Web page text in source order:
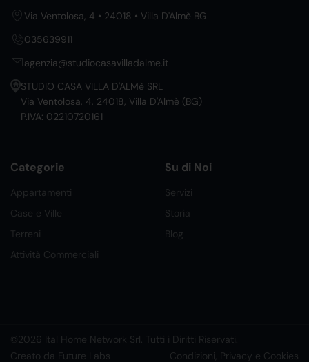
Via Ventolosa, 4 • 24018 • Villa D'Almè BG
035639911
agenzia@studiocasavilladalme.it
STUDIO CASA VILLA D'ALMè SRL
Via Ventolosa, 4, 24018, Villa D'Almè (BG)
P.IVA: 02210720161
Categorie
Appartamenti
Case e Ville
Terreni
Attività Commerciali
Su di Noi
Servizi
Storia
Blog
©2026 Ital Home Network Srl. Tutti i Diritti Riservati.
Creato da Future Labs
Condizioni, Privacy e Cookies